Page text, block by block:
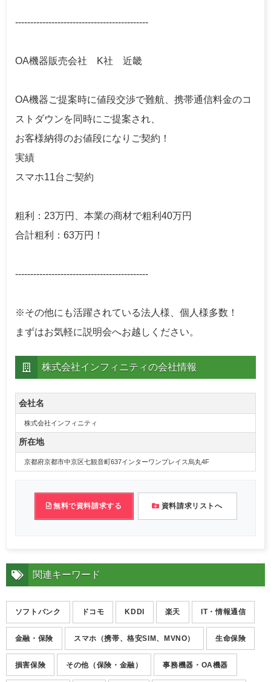
--------------------------------------------
OA機器販売会社 K社 近畿
OA機器ご提案時に値段交渉で難航、携帯通信料金のコ
ストダウンを同時にご提案され、
お客様納得のお値段になりご契約！
実績
スマホ11台ご契約
粗利：23万円、本業の商材で粗利40万円
合計粗利：63万円！
--------------------------------------------
※その他にも活躍されている法人様、個人様多数！
まずはお気軽に説明会へお越しください。
株式会社インフィニティの会社情報
会社名
株式会社インフィニティ
所在地
京都府京都市中京区七観音町637インターワンプレイス烏丸4F
無料で資料請求する 資料請求リストへ
関連キーワード
ソフトバンク ドコモ KDDI 楽天 IT・情報通信
金融・保険 スマホ（携帯、格安SIM、MVNO） 生命保険
損害保険 その他（保険・金融） 事務機器・OA機器